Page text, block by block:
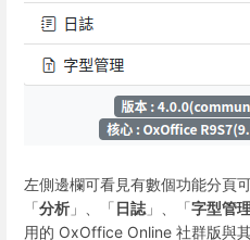
左側邊欄可看見有數個功能分頁
「分析 」、「日誌 」、「字型管
用的 OxOffice Online 社群版與